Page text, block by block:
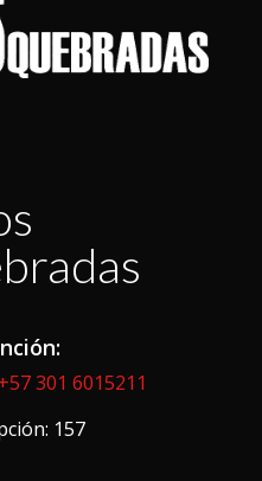
+57 301 6015211
157